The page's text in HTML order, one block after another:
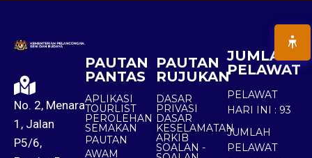
No. 2, Menara
1, Jalan
P5/6,
PAUTAN
PANTAS
APLIKASI
TOURLIST
PEROLEHAN
SEMAKAN
PAUTAN
AWAM
PAUTAN
RUJUKAN
DASAR
PRIVASI
DASAR
KESELAMATAN
ARKIB
SOALAN -
JUMLAH
PELAWAT
PELAWAT
HARI INI : 93
JUMLAH
PELAWAT